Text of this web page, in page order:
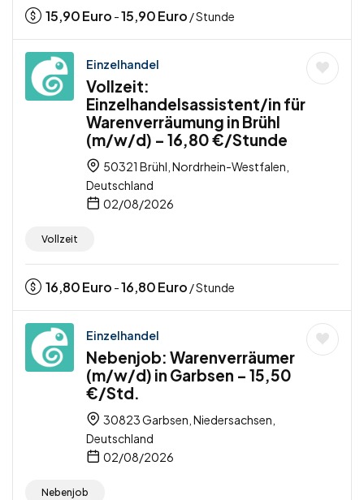
15,90Euro -15,90Euro / Stunde
Einzelhandel
Vollzeit:
Einzelhandelsassistent/in für
Warenverräumung in Brühl
(m/w/d) – 16,80 €/Stunde
50321 Brühl, Nordrhein-Westfalen,
Deutschland
02/08/2026
Vollzeit
16,80Euro -16,80Euro / Stunde
Einzelhandel
Nebenjob: Warenverräumer
(m/w/d) in Garbsen – 15,50
€/Std.
30823 Garbsen, Niedersachsen,
Deutschland
02/08/2026
Nebenjob